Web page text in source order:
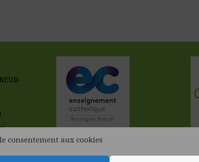
consentement aux cookies